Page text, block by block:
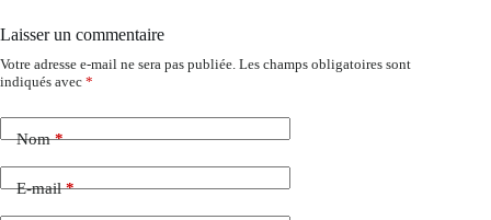
Laisser un commentaire
Votre adresse e-mail ne sera pas publiée. Les champs obligatoires sont
indiqués avec *
Nom*
E-mail*